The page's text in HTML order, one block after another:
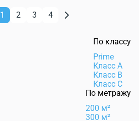
1 2 3 4
По классу
Prime
Класс А
Класс B
Класс C
По метражу
200 м²
300 м²